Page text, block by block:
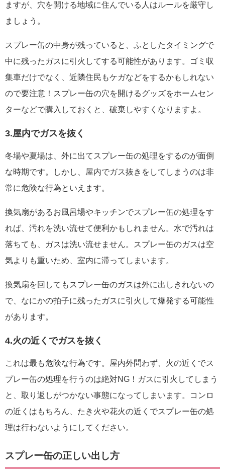
ますが、穴を開ける地域に住んでいる人はルールを厳守し
ましょう。
スプレー缶の中身が残っていると、ふとしたタイミングで
中に残ったガスに引火してする可能性があります。ゴミ収
集車だけでなく、近隣住民もケガなどをするかもしれない
ので要注意！スプレー缶の穴を開けるグッズをホームセン
ターなどで購入しておくと、破棄しやすくなりますよ。
3.屋内でガスを抜く
冬場や夏場は、外に出てスプレー缶の処理をするのが面倒
な時期です。しかし、屋内でガス抜きをしてしまうのは非
常に危険な行為といえます。
換気扇があるお風呂場やキッチンでスプレー缶の処理をす
れば、汚れを洗い流せて便利かもしれません。水で汚れは
落ちても、ガスは洗い流せません。スプレー缶のガスは空
気よりも重いため、室内に滞ってしまいます。
換気扇を回してもスプレー缶のガスは外に出しきれないの
で、なにかの拍子に残ったガスに引火して爆発する可能性
があります。
4.火の近くでガスを抜く
これは最も危険な行為です。屋内外問わず、火の近くでス
プレー缶の処理を行うのは絶対NG！ガスに引火してしまう
と、取り返しがつかない事態になってしまいます。コンロ
の近くはもちろん、たき火や花火の近くでスプレー缶の処
理は行わないようにしてください。
スプレー缶の正しい出し方